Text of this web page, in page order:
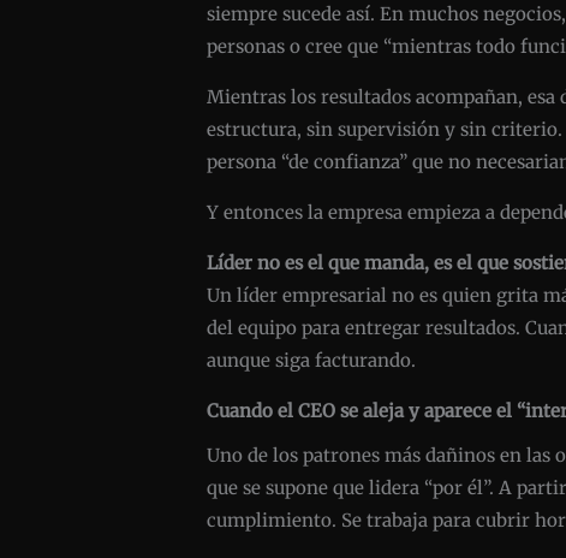
siempre sucede así. En muchos
personas o cree que “mientras todo
Mientras los resultados acompañan, esa
estructura, sin supervisión y sin
persona “de confianza” que no
Y entonces la empresa empieza a
Líder no es el que manda, es el que
Un líder empresarial no es quien grita
del equipo para entregar resultados.
aunque siga facturando.
Cuando el CEO se aleja y aparece el
Uno de los patrones más dañinos en las
que se supone que lidera “por él”. A
cumplimiento. Se trabaja para cubrir